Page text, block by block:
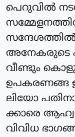
പെറുവില്‍
അനേകരുടെ
വീണ്ടും
ഉപകരണങ്ങ
ലിയോ
ക്കാരെ
വിവിധ